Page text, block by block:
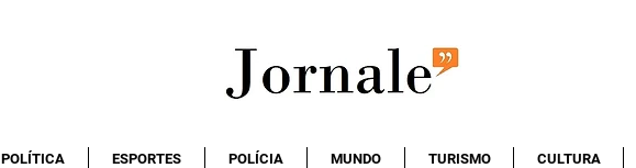
POLÍTICA ESPORTES POLÍCIA MUNDO TURISMO CULTURA